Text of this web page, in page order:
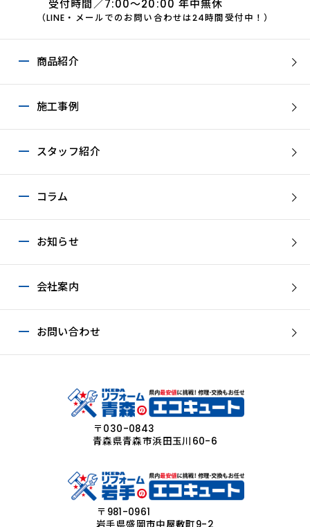
受付時間／7:00～20:00 年中無休
（LINE・メールでのお問い合わせは24時間受付中！）
商品紹介
施工事例
スタッフ紹介
コラム
お知らせ
会社案内
お問い合わせ
〒030-0843
青森県青森市浜田玉川60-6
〒981-0961
岩手県盛岡市中屋敷町9-2